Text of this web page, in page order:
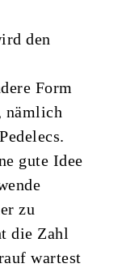
den
Form
nämlich
gute Idee
zu
die Zahl
wartest